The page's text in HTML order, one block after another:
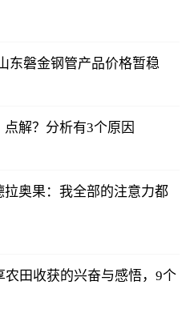
东磐金钢管产品价格暂稳
解？分析有3个原因
奥果：我全部的注意力都
田收获的兴奋与感悟，9个